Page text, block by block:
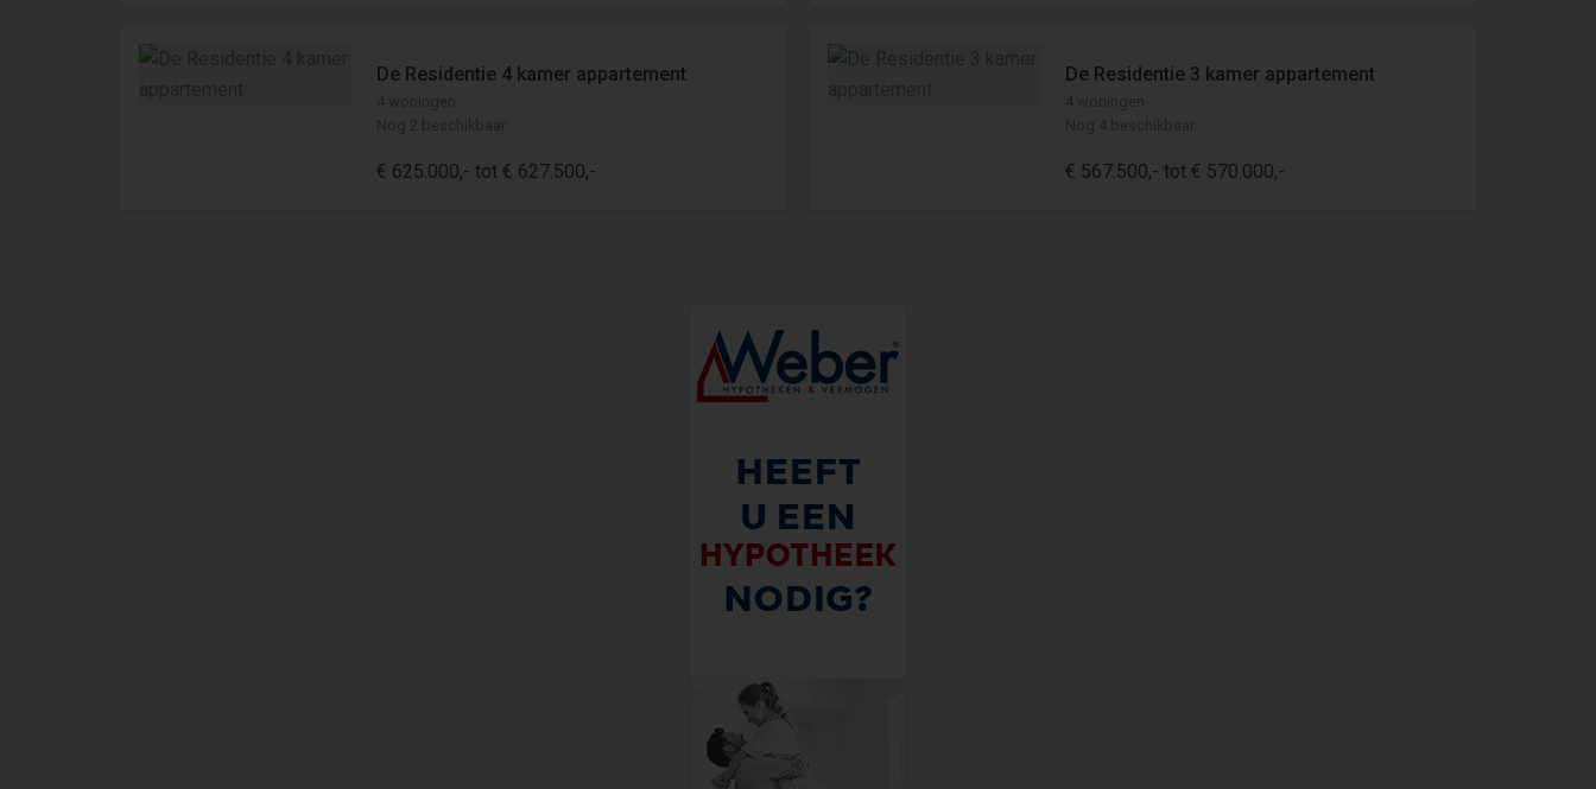
De Residentie 4 kamer appartement
4 woningen
Nog 2 beschikbaar
€ 625.000,- tot € 627.500,-
De Residentie 3 kamer appartement
4 woningen
Nog 4 beschikbaar
€ 567.500,- tot € 570.000,-